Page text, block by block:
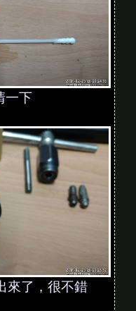
一下
來了，很不錯